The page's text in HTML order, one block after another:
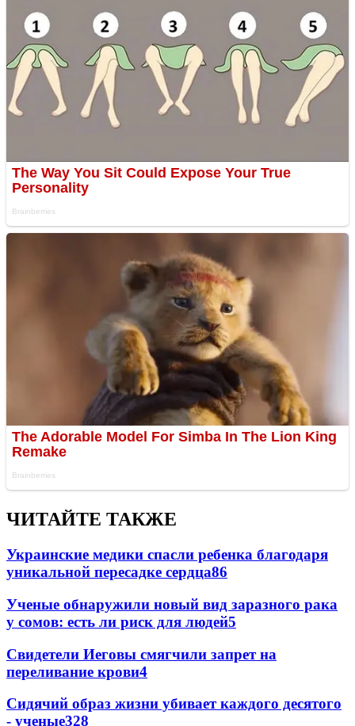
ЧИТАЙТЕ ТАКЖЕ
Украинские медики спасли ребенка благодаря
уникальной пересадке сердца86
Ученые обнаружили новый вид заразного рака
у сомов: есть ли риск для людей5
Свидетели Иеговы смягчили запрет на
переливание крови4
Сидячий образ жизни убивает каждого десятого
- ученые328